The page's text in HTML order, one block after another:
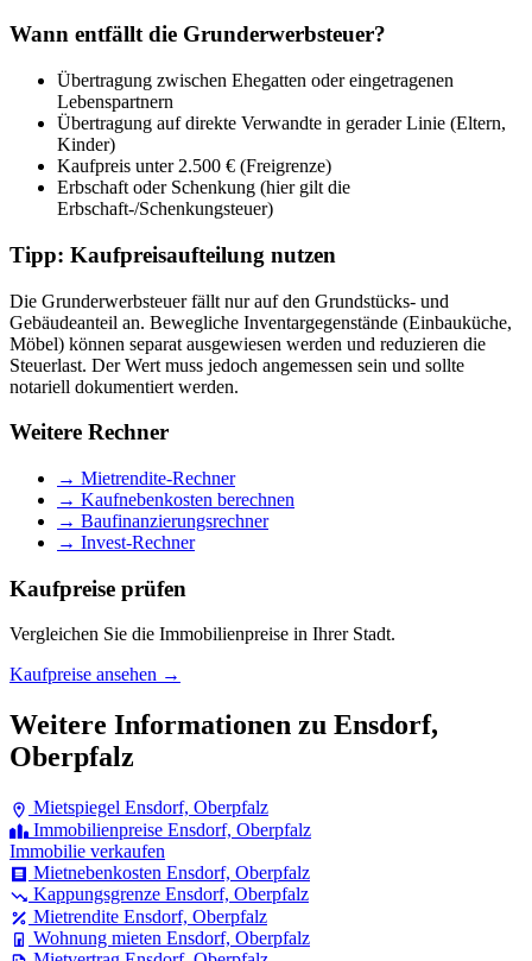
Wann entfällt die Grunderwerbsteuer?
Übertragung zwischen Ehegatten oder eingetragenen
Lebenspartnern
Übertragung auf direkte Verwandte in gerader Linie (Eltern,
Kinder)
Kaufpreis unter 2.500 € (Freigrenze)
Erbschaft oder Schenkung (hier gilt die
Erbschaft-/Schenkungsteuer)
Tipp: Kaufpreisaufteilung nutzen
Die Grunderwerbsteuer fällt nur auf den Grundstücks- und
Gebäudeanteil an. Bewegliche Inventargegenstände (Einbauküche,
Möbel) können separat ausgewiesen werden und reduzieren die
Steuerlast. Der Wert muss jedoch angemessen sein und sollte
notariell dokumentiert werden.
Weitere Rechner
→ Mietrendite-Rechner
→ Kaufnebenkosten berechnen
→ Baufinanzierungsrechner
→ Invest-Rechner
Kaufpreise prüfen
Vergleichen Sie die Immobilienpreise in Ihrer Stadt.
Kaufpreise ansehen →
Weitere Informationen zu Ensdorf,
Oberpfalz
Mietspiegel Ensdorf, Oberpfalz
Immobilienpreise Ensdorf, Oberpfalz
Immobilie verkaufen
Mietnebenkosten Ensdorf, Oberpfalz
Kappungsgrenze Ensdorf, Oberpfalz
Mietrendite Ensdorf, Oberpfalz
Wohnung mieten Ensdorf, Oberpfalz